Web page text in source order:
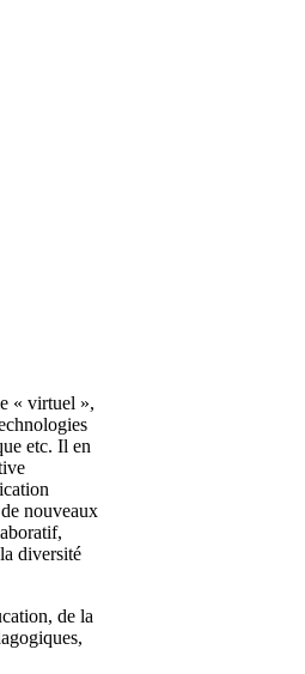
« virtuel »,
etc. Il en
nouveaux
diversité
de la